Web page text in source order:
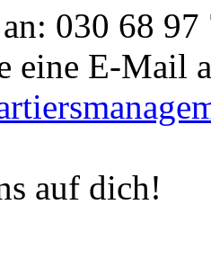
030 68 97
eine E-Mail
auf dich!